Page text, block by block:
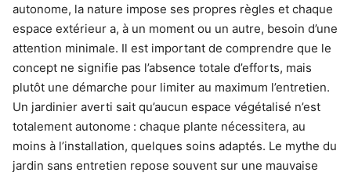
autonome, la nature impose ses propres règles et chaque
espace extérieur a, à un moment ou un autre, besoin d’une
attention minimale. Il est important de comprendre que le
concept ne signifie pas l’absence totale d’efforts, mais
plutôt une démarche pour limiter au maximum l’entretien.
Un jardinier averti sait qu’aucun espace végétalisé n’est
totalement autonome : chaque plante nécessitera, au
moins à l’installation, quelques soins adaptés. Le mythe du
jardin sans entretien repose souvent sur une mauvaise